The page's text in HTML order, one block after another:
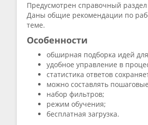
Предусмотрен справочный
Даны общие рекомендации по
теме.
Особенности
обширная подборка идей
удобное управление в
статистика ответов
можно составлять
набор фильтров;
режим обучения;
бесплатная загрузка.